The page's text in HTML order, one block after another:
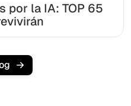
por la IA: TOP 65